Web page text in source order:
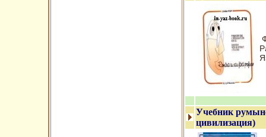
Учебник
цивилизация)